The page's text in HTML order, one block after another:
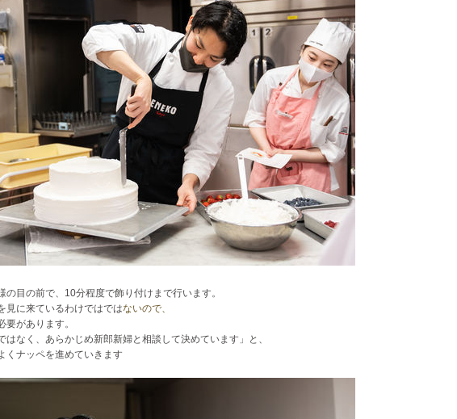
の目の前で、10分程度で飾り付けまで行います。
見に来ているわけではではないので、
があります。
なく、あらかじめ新郎新婦と相談して決めています」と、
くナッペを進めていきます